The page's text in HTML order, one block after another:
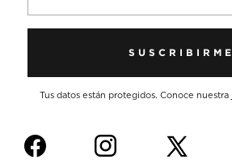
SUSCRIBIRME
Tus datos están protegidos. Conoce nuestra
f i